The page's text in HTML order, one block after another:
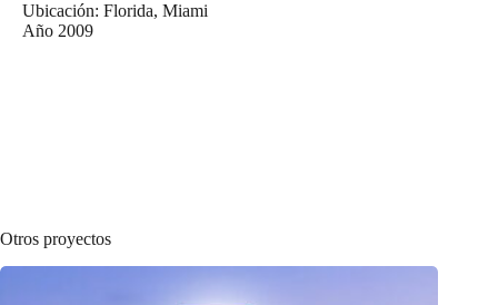
Ubicación: Florida, Miami
Año 2009
Otros proyectos